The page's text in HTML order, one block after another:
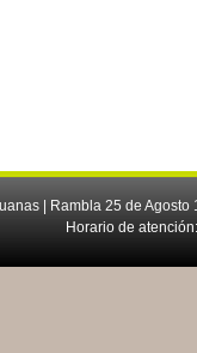
| Rambla 25 de
Horario de